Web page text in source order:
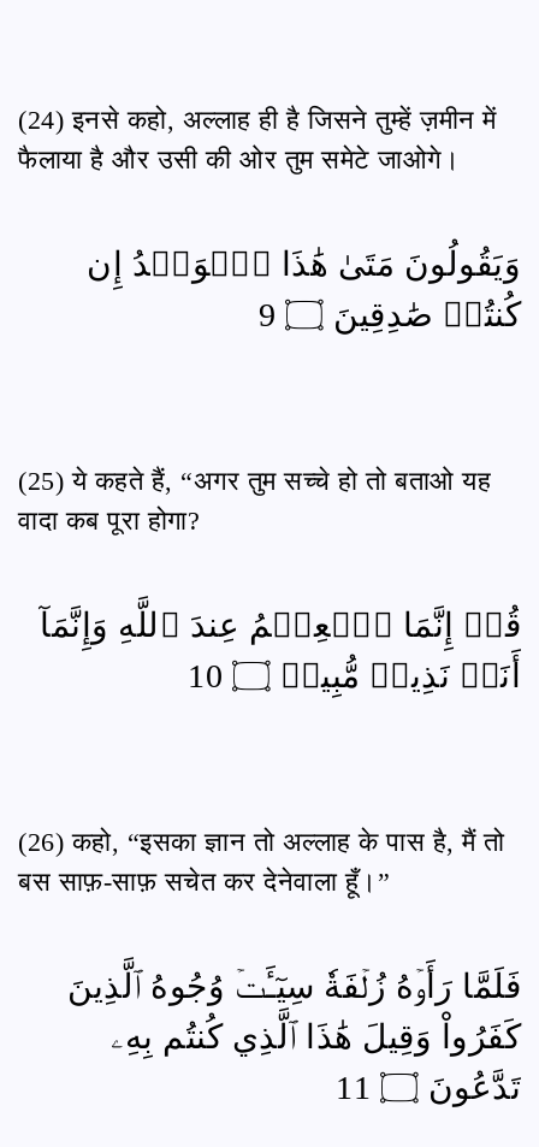
(24) इनसे कहो, अल्लाह ही है जिसने तुम्हें ज़मीन में
फैलाया है और उसी की ओर तुम समेटे जाओगे।
وَيَقُولُونَ مَتَىٰ هَٰذَا ٱلۡوَعۡدُ إِن
كُنتُمۡ صَٰدِقِينَ ۝ 9
(25) ये कहते हैं, “अगर तुम सच्चे हो तो बताओ यह
वादा कब पूरा होगा?
قُلۡ إِنَّمَا ٱلۡعِلۡمُ عِندَ ٱللَّهِ وَإِنَّمَآ
أَنَا۠ نَذِيرٞ مُّبِينٞ ۝ 10
(26) कहो, “इसका ज्ञान तो अल्लाह के पास है, मैं तो
बस साफ़-साफ़ सचेत कर देनेवाला हूँ।”
فَلَمَّا رَأَوۡهُ زُلۡفَةٗ سِيٓـَٔتۡ وُجُوهُ ٱلَّذِينَ
كَفَرُواْ وَقِيلَ هَٰذَا ٱلَّذِي كُنتُم بِهِۦ
تَدَّعُونَ ۝ 11